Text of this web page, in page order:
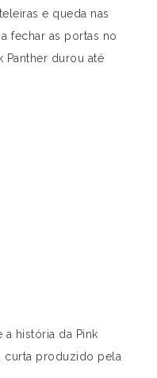
e queda nas
fechar as portas no
Panther durou até
história da Pink
, curta produzido pela